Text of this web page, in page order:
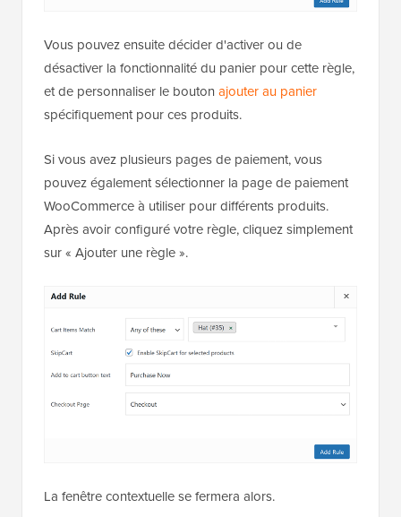
Vous pouvez ensuite décider d'activer ou de
désactiver la fonctionnalité du panier pour cette règle,
et de personnaliser le bouton ajouter au panier
spécifiquement pour ces produits.
Si vous avez plusieurs pages de paiement, vous
pouvez également sélectionner la page de paiement
WooCommerce à utiliser pour différents produits.
Après avoir configuré votre règle, cliquez simplement
sur « Ajouter une règle ».
La fenêtre contextuelle se fermera alors.